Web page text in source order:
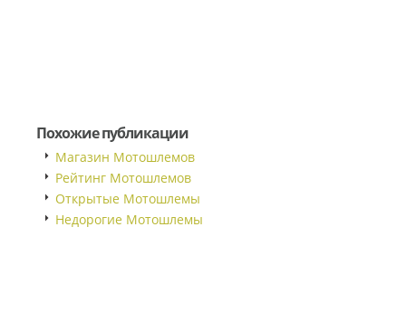
Похожие публикации
Магазин Мотошлемов
Рейтинг Мотошлемов
Открытые Мотошлемы
Недорогие Мотошлемы